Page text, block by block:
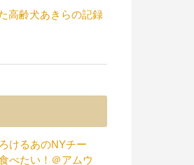
高齢犬あきらの記録
けるあのNYチー
べたい！＠アムウ